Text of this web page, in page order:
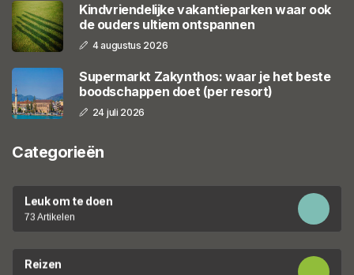
Kindvriendelijke vakantieparken waar ook
de ouders ultiem ontspannen
4 augustus 2026
Supermarkt Zakynthos: waar je het beste
boodschappen doet (per resort)
24 juli 2026
Categorieën
Leuk om te doen
73 Artikelen
Reizen